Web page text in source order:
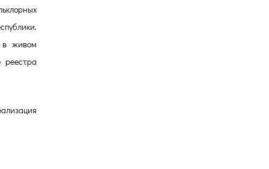
в живом
реестра